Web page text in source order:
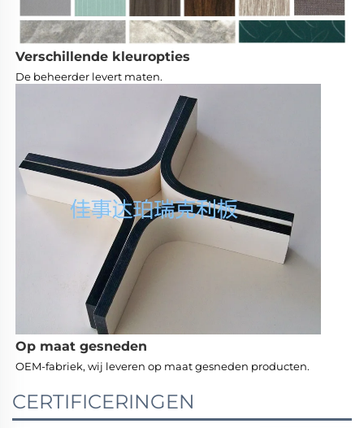
Verschillende kleuropties
De beheerder levert maten.
Op maat gesneden
OEM-fabriek, wij leveren op maat gesneden producten.
CERTIFICERINGEN